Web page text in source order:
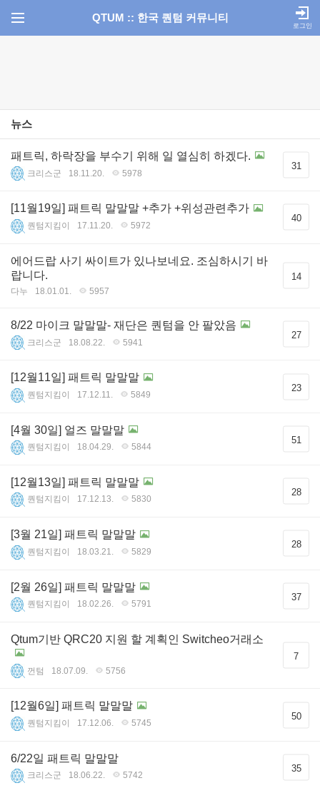
QTUM :: 한국 퀀텀 커뮤니티
로그인
뉴스
패트릭, 하락장을 부수기 위해 일 열심히 하겠다.
크리스군 18.11.20. 5978
31
[11월19일] 패트릭 말말말 +추가 +위성관련추가
퀀텀지킴이 17.11.20. 5972
40
에어드랍 사기 싸이트가 있나보네요. 조심하시기 바
랍니다.
다누 18.01.01. 5957
14
8/22 마이크 말말말- 재단은 퀀텀을 안 팔았음
크리스군 18.08.22. 5941
27
[12월11일] 패트릭 말말말
퀀텀지킴이 17.12.11. 5849
23
[4월 30일] 얼즈 말말말
퀀텀지킴이 18.04.29. 5844
51
[12월13일] 패트릭 말말말
퀀텀지킴이 17.12.13. 5830
28
[3월 21일] 패트릭 말말말
퀀텀지킴이 18.03.21. 5829
28
[2월 26일] 패트릭 말말말
퀀텀지킴이 18.02.26. 5791
37
Qtum기반 QRC20 지원 할 계획인 Switcheo거래소
껀텀 18.07.09. 5756
7
[12월6일] 패트릭 말말말
퀀텀지킴이 17.12.06. 5745
50
6/22일 패트릭 말말말
크리스군 18.06.22. 5742
35